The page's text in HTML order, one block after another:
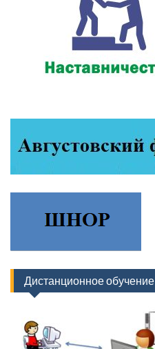
Дистанционное обучение